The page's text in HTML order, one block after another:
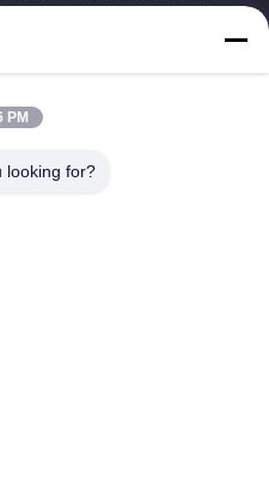
Về Chúng Tôi
Kiểm Soát Chất Lượng
PM
looking for?